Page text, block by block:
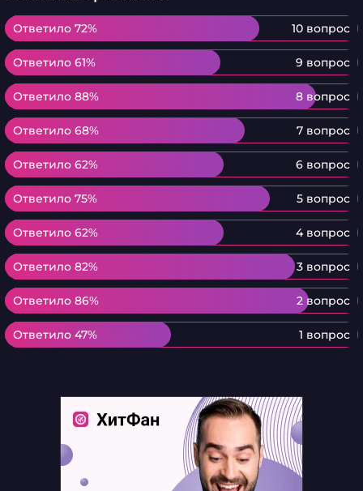
Ответило 72% 10 вопрос
Ответило 72%
Ответило 61% 9 вопрос
Ответило 61%
Ответило 88% 8 вопрос
Ответило 88%
Ответило 68% 7 вопрос
Ответило 68%
Ответило 62% 6 вопрос
Ответило 62%
Ответило 75% 5 вопрос
Ответило 75%
Ответило 62% 4 вопрос
Ответило 62%
Ответило 82% 3 вопрос
Ответило 82%
Ответило 86% 2 вопрос
Ответило 86%
Ответило 47% 1 вопрос
Ответило 47%